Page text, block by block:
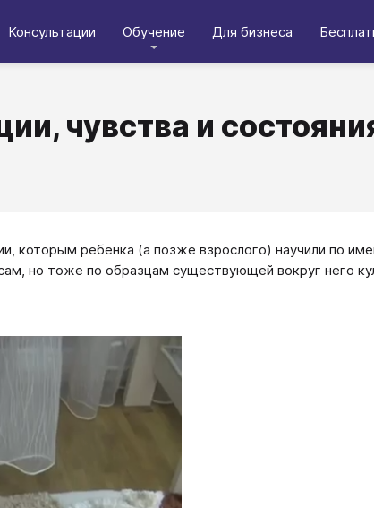
Консультации Обучение Для бизнеса
чувства и
которым ребенка (а позже взрослого) научили по
но тоже по образцам существующей вокруг него